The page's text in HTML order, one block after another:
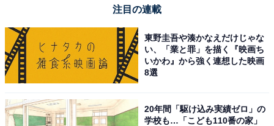
注目の連載
東野圭吾や湊かなえだけじゃな
い、「業と罪」を描く『映画ち
いかわ』から強く連想した映画
8選
20年間「駆け込み実績ゼロ」の
学校も…「こども110番の家」